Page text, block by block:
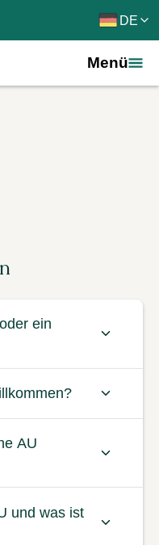
DE
Menü
ein
AU
und was ist